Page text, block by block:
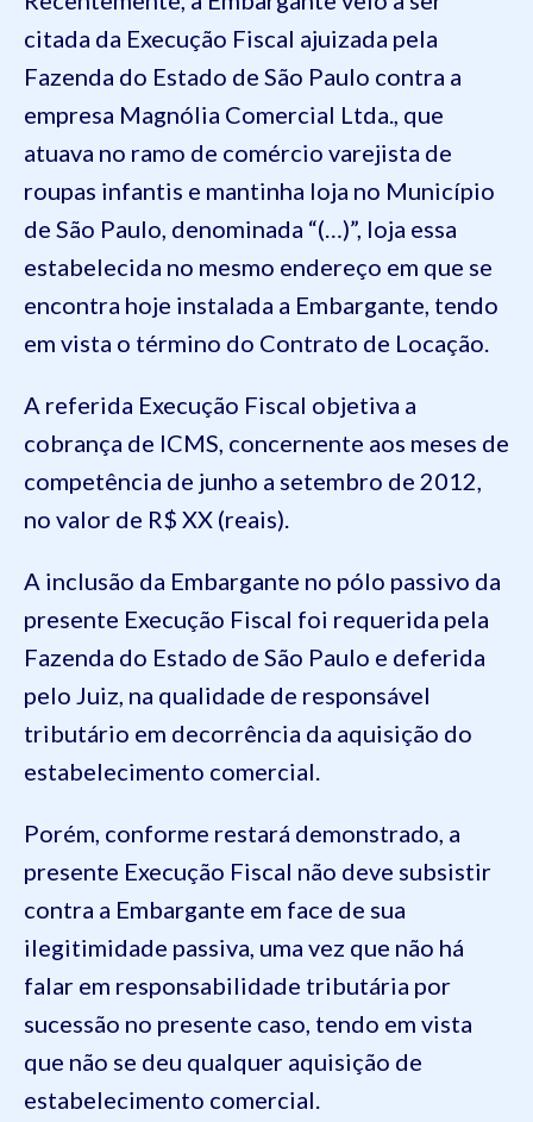
citada da Execução Fiscal ajuizada pela
Fazenda do Estado de São Paulo contra a
empresa Magnólia Comercial Ltda., que
atuava no ramo de comércio varejista de
roupas infantis e mantinha loja no Município
de São Paulo, denominada “(…)”, loja essa
estabelecida no mesmo endereço em que se
encontra hoje instalada a Embargante, tendo
em vista o término do Contrato de Locação.
A referida Execução Fiscal objetiva a
cobrança de ICMS, concernente aos meses de
competência de junho a setembro de 2012,
no valor de R$ XX (reais).
A inclusão da Embargante no pólo passivo da
presente Execução Fiscal foi requerida pela
Fazenda do Estado de São Paulo e deferida
pelo Juiz, na qualidade de responsável
tributário em decorrência da aquisição do
estabelecimento comercial.
Porém, conforme restará demonstrado, a
presente Execução Fiscal não deve subsistir
contra a Embargante em face de sua
ilegitimidade passiva, uma vez que não há
falar em responsabilidade tributária por
sucessão no presente caso, tendo em vista
que não se deu qualquer aquisição de
estabelecimento comercial.